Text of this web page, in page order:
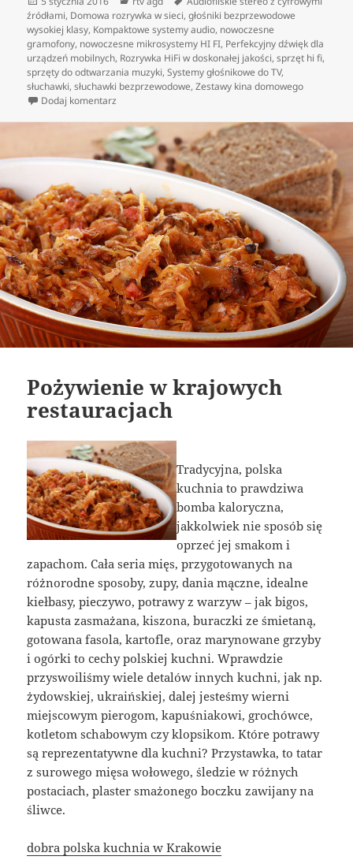
publikacji
źródłami, Domowa rozrywka w sieci,głośniki bezprzewodowe
wysokiej klasy, Kompaktowe systemy audio, nowoczesne
gramofony, nowoczesne mikrosystemy HI FI, Perfekcyjny dźwięk dla
urządzeń mobilnych, Rozrywka HiFi w doskonałej jakości,sprzęt hi fi,
sprzęty do odtwarzania muzyki,Systemy głośnikowe do TV,
słuchawki,słuchawki bezprzewodowe,Zestawy kina domowego
Dodaj komentarz
Pożywienie w krajowych
restauracjach
Tradycyjna, polska
kuchnia to prawdziwa
bomba kaloryczna,
jakkolwiek nie sposób się
oprzeć jej smakom i
zapachom. Cała seria mięs, przygotowanych na
różnorodne sposoby, zupy, dania mączne, idealne
kiełbasy, pieczywo, potrawy z warzyw – jak bigos,
kapusta zasmażana, kiszona, buraczki ze śmietaną,
gotowana fasola, kartofle, oraz marynowane grzyby
i ogórki to cechy polskiej kuchni. Wprawdzie
przyswoiliśmy wiele detalów innych kuchni, jak np.
żydowskiej, ukraińskiej, dalej jesteśmy wierni
miejscowym pierogom, kapuśniakowi, grochówce,
kotletom schabowym czy klopsikom. Które potrawy
są reprezentatywne dla kuchni? Przystawka, to tatar
z surowego mięsa wołowego, śledzie w różnych
postaciach, plaster smażonego boczku zawijany na
śliwce.
dobra polska kuchnia w Krakowie